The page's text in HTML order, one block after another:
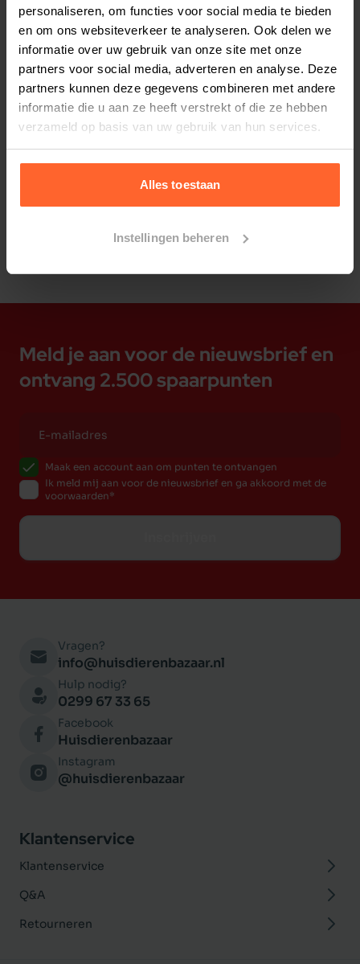
personaliseren, om functies voor social media te bieden
en om ons websiteverkeer te analyseren. Ook delen we
informatie over uw gebruik van onze site met onze
partners voor social media, adverteren en analyse. Deze
partners kunnen deze gegevens combineren met andere
informatie die u aan ze heeft verstrekt of die ze hebben
verzameld op basis van uw gebruik van hun services.
Alles toestaan
Instellingen beheren
2 weken
4 weken
6 weken
Elke
8 weken
Elke
10 weken
Elke
12 weken
Bestelherinnering instellen
Meld je aan voor de nieuwsbrief en
ontvang 2.500 spaarpunten
Maak een account aan om punten te ontvangen
Ik meld mij aan voor de nieuwsbrief en ga akkoord met de
voorwaarden
Vragen?
info@huisdierenbazaar.nl
Hulp nodig?
0299 67 33 65
Facebook
Huisdierenbazaar
Instagram
@huisdierenbazaar
Klantenservice
Klantenservice
Q&A
Retourneren